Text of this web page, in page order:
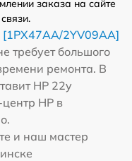
заказа на сайте
2YV09AA]
требует большого
ремонта. В
HP 22y
HP в
и наш мастер